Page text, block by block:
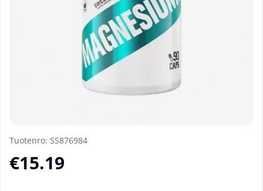
Tuotenro: SS876984
€15.19